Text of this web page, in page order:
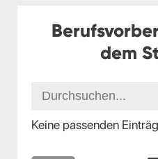
dem
Keine passenden